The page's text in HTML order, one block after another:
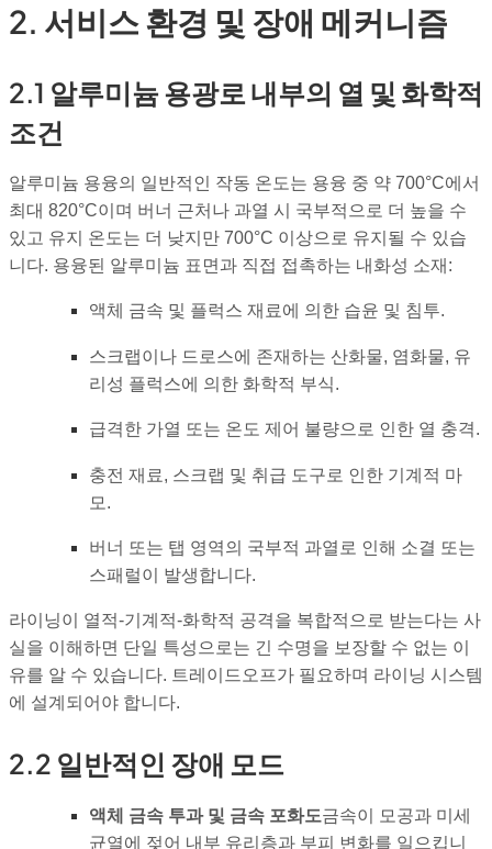
2. 서비스 환경 및 장애 메커니즘
2.1 알루미늄 용광로 내부의 열 및 화학적
조건
알루미늄 용융의 일반적인 작동 온도는 용융 중 약 700°C에서
최대 820°C이며 버너 근처나 과열 시 국부적으로 더 높을 수
있고 유지 온도는 더 낮지만 700°C 이상으로 유지될 수 있습
니다. 용융된 알루미늄 표면과 직접 접촉하는 내화성 소재:
액체 금속 및 플럭스 재료에 의한 습윤 및 침투.
스크랩이나 드로스에 존재하는 산화물, 염화물, 유
리성 플럭스에 의한 화학적 부식.
급격한 가열 또는 온도 제어 불량으로 인한 열 충격.
충전 재료, 스크랩 및 취급 도구로 인한 기계적 마
모.
버너 또는 탭 영역의 국부적 과열로 인해 소결 또는
스패럴이 발생합니다.
라이닝이 열적-기계적-화학적 공격을 복합적으로 받는다는 사
실을 이해하면 단일 특성으로는 긴 수명을 보장할 수 없는 이
유를 알 수 있습니다. 트레이드오프가 필요하며 라이닝 시스템
에 설계되어야 합니다.
2.2 일반적인 장애 모드
액체 금속 투과 및 금속 포화도금속이 모공과 미세
균열에 젖어 내부 유리층과 부피 변화를 일으킵니